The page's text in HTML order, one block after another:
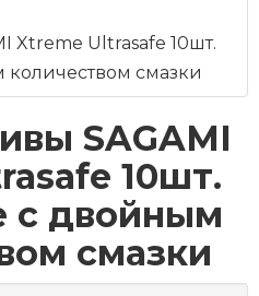
Xtreme Ultrasafe 10шт.
смазки
SAGAMI
10шт.
с двойным
смазки